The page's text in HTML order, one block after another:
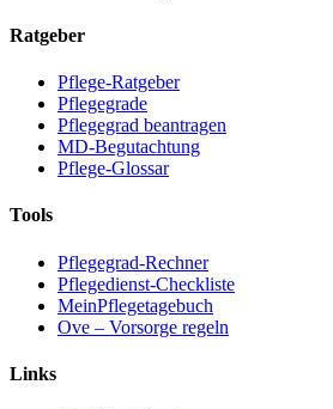
Ratgeber
Pflege-Ratgeber
Pflegegrade
Pflegegrad beantragen
MD-Begutachtung
Pflege-Glossar
Tools
Pflegegrad-Rechner
Pflegedienst-Checkliste
MeinPflegetagebuch
Ove – Vorsorge regeln
Links